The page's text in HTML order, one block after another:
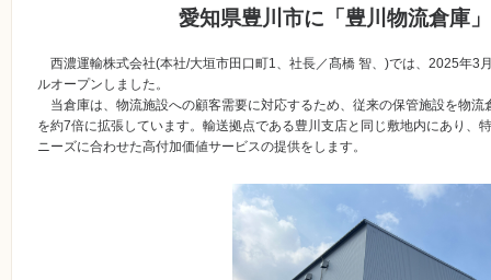
愛知県豊川市に「豊川物流倉庫
西濃運輸株式会社(本社/大垣市田口町1、社長／髙橋 智、)では、2025年3
ルオープンしました。
当倉庫は、物流施設への顧客需要に対応するため、従来の保管施設を物流
を約7倍に拡張しています。輸送拠点である豊川支店と同じ敷地内にあり、
ニーズに合わせた高付加価値サービスの提供をします。